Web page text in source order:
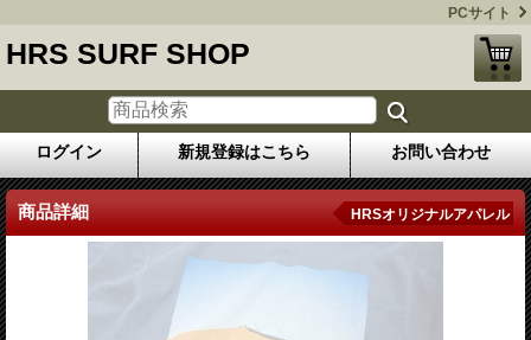
PCサイト
HRS SURF SHOP
ログイン 新規登録はこちら お問い合わせ
商品詳細 HRSオリジナルアパレル